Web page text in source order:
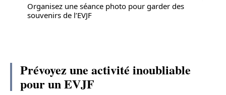
Organisez une séance photo pour garder des
souvenirs de l’EVJF
Prévoyez une activité inoubliable
pour un EVJF